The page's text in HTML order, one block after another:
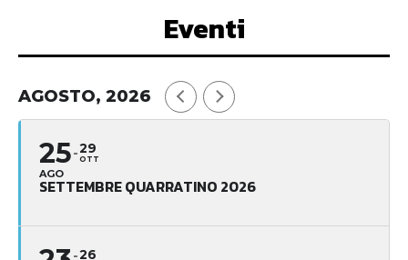
Eventi
AGOSTO, 2026
25
AGO
29
OTT
SETTEMBRE QUARRATINO 2026
26